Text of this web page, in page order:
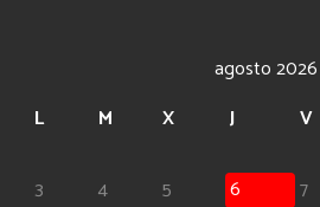
agosto 2026
L
M X J V
3
4 5 6 7